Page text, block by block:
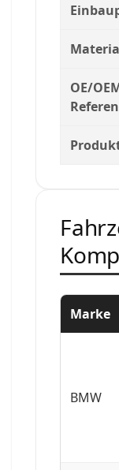
OE/
Marke
BMW